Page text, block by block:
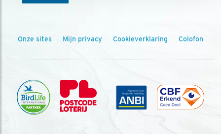
Onze sites Mijn privacy Cookieverklaring Colofon